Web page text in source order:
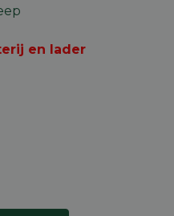
en lader